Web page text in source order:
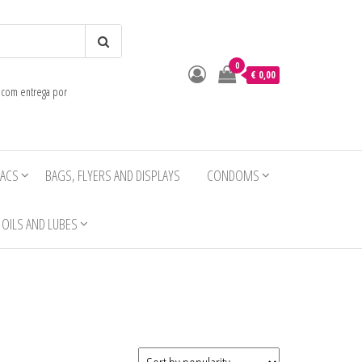
entrega por
0
€ 0,00
BAGS, FLYERS AND DISPLAYS CONDOMS
OILS AND LUBES